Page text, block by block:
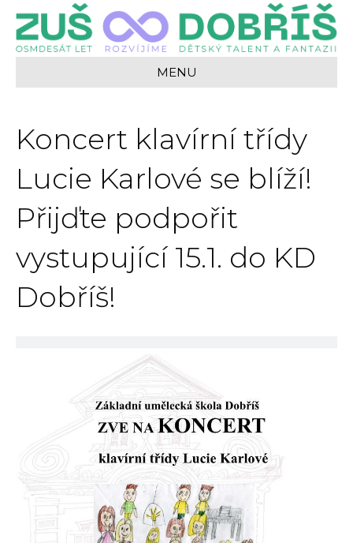
MENU
Koncert klavírní třídy
Lucie Karlové se blíží!
Přijďte podpořit
vystupující 15.1. do KD
Dobříš!